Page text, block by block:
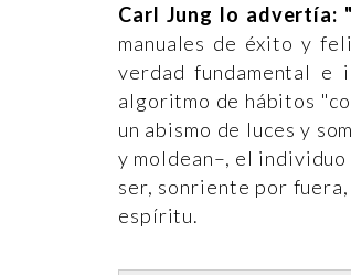
Carl Jung lo advertía:
manuales de éxito y
verdad fundamental e
algoritmo de hábitos
un abismo de luces y
y moldean–, el
ser, sonriente por
espíritu.